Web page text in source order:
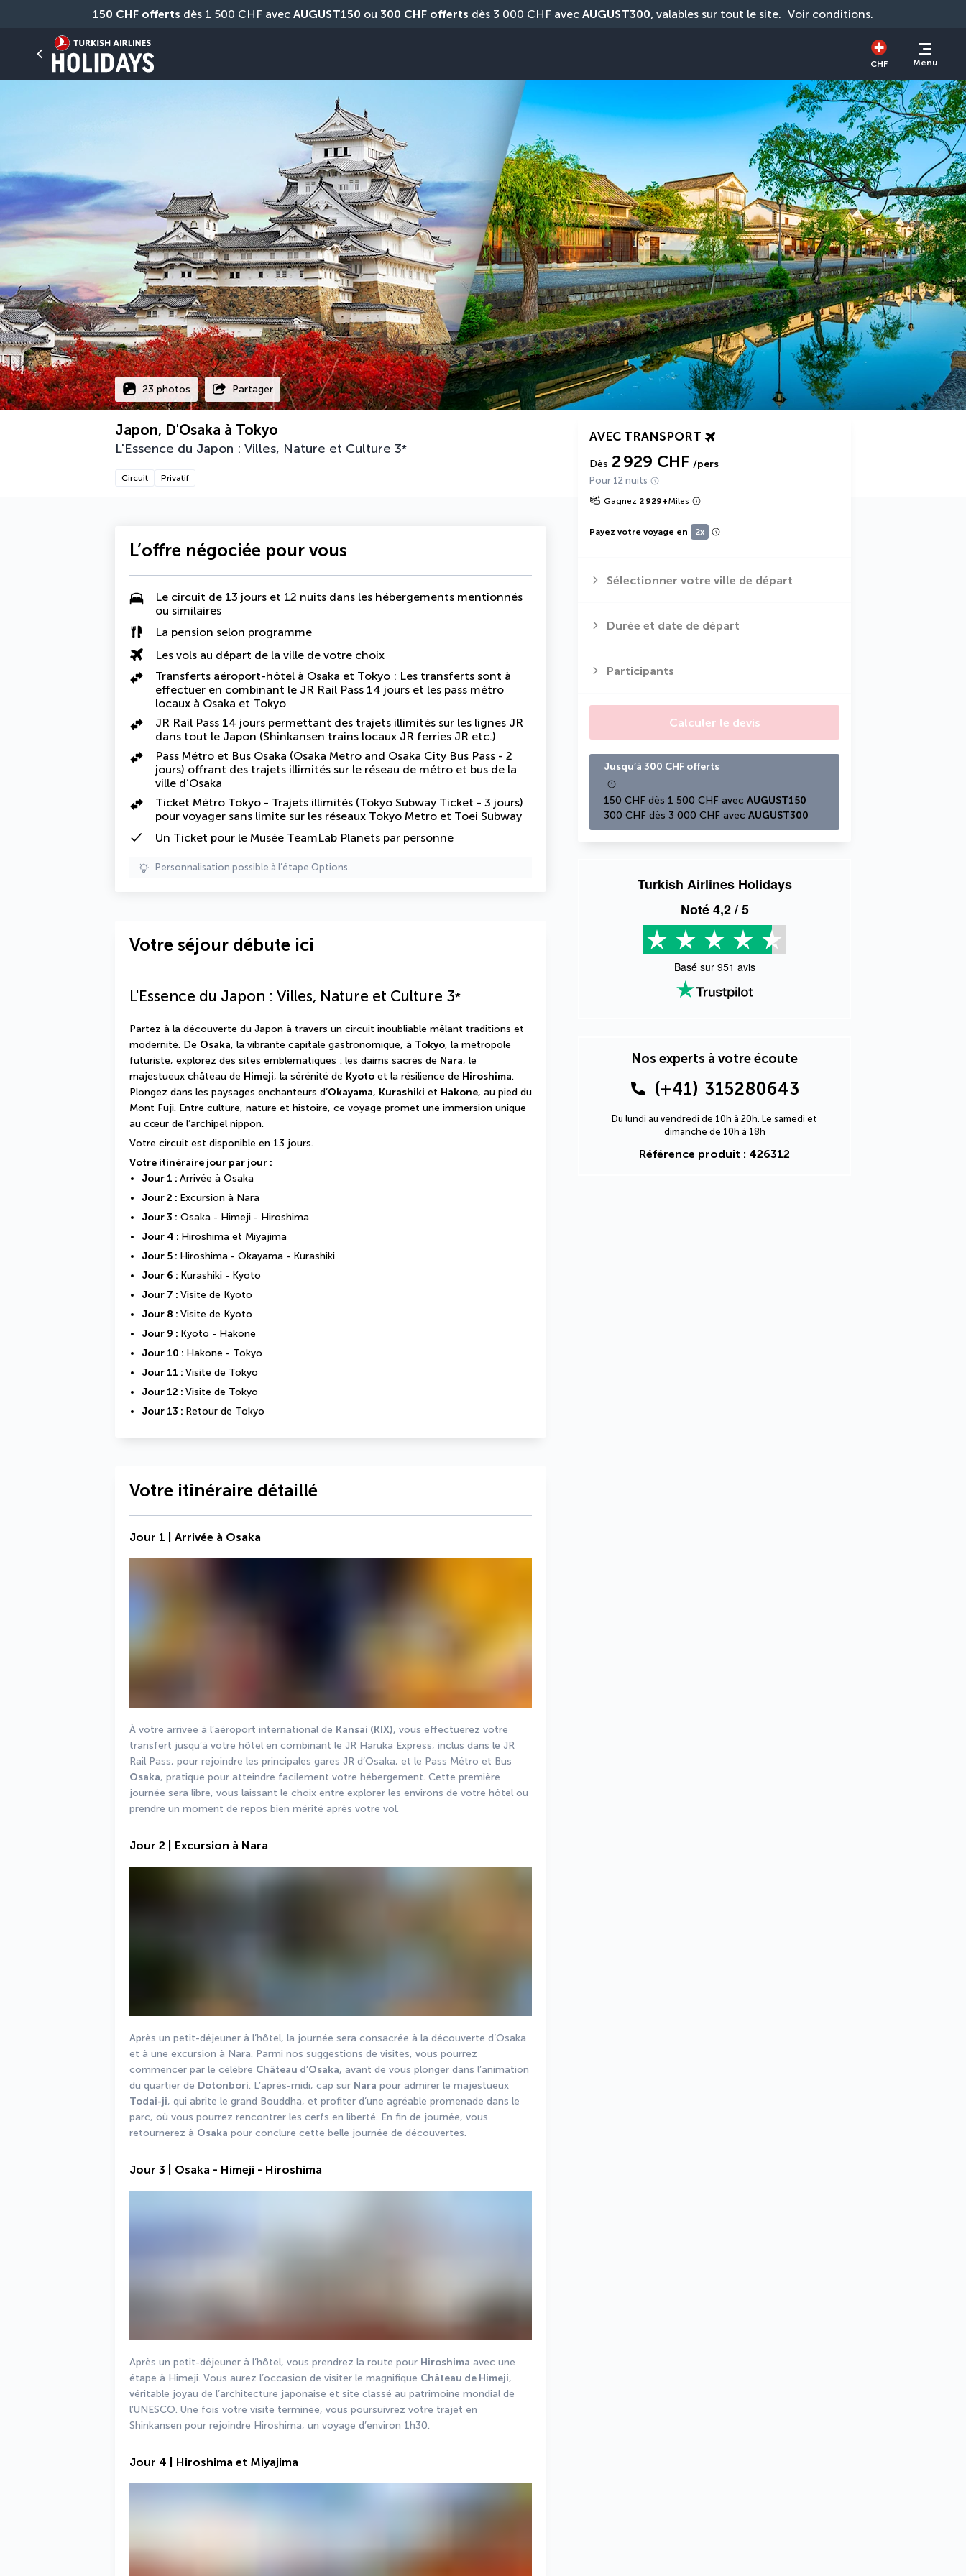
150 CHF offerts dès 1 500 CHF avec AUGUST150 ou 300 CHF offerts dès 3 000 CHF avec AUGUST300, valables sur tout le site. Voir conditions.
CHF Menu
23 photos Partager
Japon, D'Osaka à Tokyo
L'Essence du Japon : Villes, Nature et Culture 3*
Circuit Privatif
AVEC TRANSPORT
Dès 2 929 CHF /pers
Pour 12 nuits
Gagnez 2 929+Miles
Payez votre voyage en 2x
Sélectionner votre ville de départ
Durée et date de départ
Participants
Calculer le devis
Jusqu’à 300 CHF offerts
150 CHF dès 1 500 CHF avec AUGUST150
300 CHF dès 3 000 CHF avec AUGUST300
Turkish Airlines Holidays
Noté4,2/ 5
Basé sur 951 avis
Nos experts à votre écoute
(+41) 315280643
Du lundi au vendredi de 10h à 20h. Le samedi et
dimanche de 10h à 18h
Référence produit : 426312
L’offre négociée pour vous
Le circuit de 13 jours et 12 nuits dans les hébergements mentionnés
ou similaires
La pension selon programme
Les vols au départ de la ville de votre choix
Transferts aéroport-hôtel à Osaka et Tokyo : Les transferts sont à
effectuer en combinant le JR Rail Pass 14 jours et les pass métro
locaux à Osaka et Tokyo
JR Rail Pass 14 jours permettant des trajets illimités sur les lignes JR
dans tout le Japon (Shinkansen trains locaux JR ferries JR etc.)
Pass Métro et Bus Osaka (Osaka Metro and Osaka City Bus Pass - 2
jours) offrant des trajets illimités sur le réseau de métro et bus de la
ville d’Osaka
Ticket Métro Tokyo - Trajets illimités (Tokyo Subway Ticket - 3 jours)
pour voyager sans limite sur les réseaux Tokyo Metro et Toei Subway
Un Ticket pour le Musée TeamLab Planets par personne
Personnalisation possible à l’étape Options.
Votre séjour débute ici
L'Essence du Japon : Villes, Nature et Culture 3*
Partez à la découverte du Japon à travers un circuit inoubliable mêlant traditions et
modernité. De Osaka, la vibrante capitale gastronomique, à Tokyo, la métropole
futuriste, explorez des sites emblématiques : les daims sacrés de Nara, le
majestueux château de Himeji, la sérénité de Kyoto et la résilience de Hiroshima.
Plongez dans les paysages enchanteurs d’Okayama, Kurashiki et Hakone, au pied du
Mont Fuji. Entre culture, nature et histoire, ce voyage promet une immersion unique
au cœur de l’archipel nippon.
Votre circuit est disponible en 13 jours.
Votre itinéraire jour par jour :
Jour 1 : Arrivée à Osaka
Jour 2 : Excursion à Nara
Jour 3 : Osaka - Himeji - Hiroshima
Jour 4 : Hiroshima et Miyajima
Jour 5 : Hiroshima - Okayama - Kurashiki
Jour 6 : Kurashiki - Kyoto
Jour 7 : Visite de Kyoto
Jour 8 : Visite de Kyoto
Jour 9 : Kyoto - Hakone
Jour 10 : Hakone - Tokyo
Jour 11 : Visite de Tokyo
Jour 12 : Visite de Tokyo
Jour 13 : Retour de Tokyo
Votre itinéraire détaillé
Jour 1 | Arrivée à Osaka
À votre arrivée à l’aéroport international de Kansai (KIX), vous effectuerez votre
transfert jusqu’à votre hôtel en combinant le JR Haruka Express, inclus dans le JR
Osaka, pratique pour atteindre facilement votre hébergement. Cette première
journée sera libre, vous laissant le choix entre explorer les environs de votre hôtel ou
prendre un moment de repos bien mérité après votre vol.
Jour 2 | Excursion à Nara
Après un petit-déjeuner à l’hôtel, la journée sera consacrée à la découverte d’Osaka
et à une excursion à Nara. Parmi nos suggestions de visites, vous pourrez
commencer par le célèbre Château d’Osaka, avant de vous plonger dans l’animation
du quartier de Dotonbori. L’après-midi, cap sur Nara
Todai-ji, qui abrite le grand Bouddha, et profiter d’une agréable promenade dans le
parc, où vous pourrez rencontrer les cerfs en liberté. En fin de journée, vous
retournerez à Osaka pour conclure cette belle journée de découvertes.
Jour 3 | Osaka - Himeji - Hiroshima
Après un petit-déjeuner à l’hôtel, vous prendrez la route pour Hiroshima avec une
étape à Himeji. Vous aurez l’occasion de visiter le magnifique Château de Himeji,
véritable joyau de l’architecture japonaise et site classé au patrimoine mondial de
l’UNESCO. Une fois votre visite terminée, vous poursuivrez votre trajet en
Shinkansen pour rejoindre Hiroshima, un voyage d’environ 1h30.
Jour 4 | Hiroshima et Miyajima